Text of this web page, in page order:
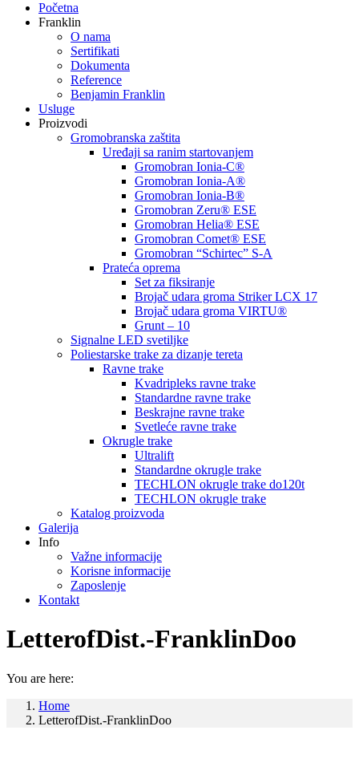
Početna
Franklin
O nama
Sertifikati
Dokumenta
Reference
Benjamin Franklin
Usluge
Proizvodi
Gromobranska zaštita
Uređaji sa ranim startovanjem
Gromobran Ionia-C®
Gromobran Ionia-A®
Gromobran Ionia-B®
Gromobran Zeru® ESE
Gromobran Helia® ESE
Gromobran Comet® ESE
Gromobran “Schirtec” S-A
Prateća oprema
Set za fiksiranje
Brojač udara groma Striker LCX 17
Brojač udara groma VIRTU®
Grunt – 10
Signalne LED svetiljke
Poliestarske trake za dizanje tereta
Ravne trake
Kvadripleks ravne trake
Standardne ravne trake
Beskrajne ravne trake
Svetleće ravne trake
Okrugle trake
Ultralift
Standardne okrugle trake
TECHLON okrugle trake do120t
TECHLON okrugle trake
Katalog proizvoda
Galerija
Info
Važne informacije
Korisne informacije
Zaposlenje
Kontakt
LetterofDist.-FranklinDoo
You are here:
Home
LetterofDist.-FranklinDoo